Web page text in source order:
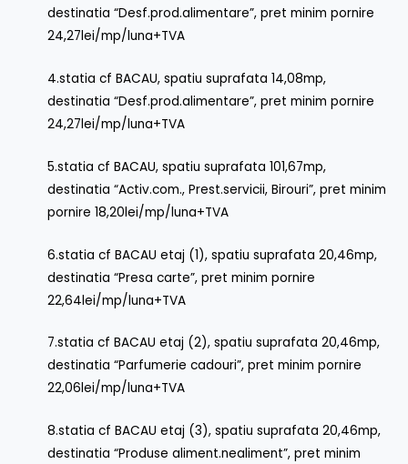
destinatia “Desf.prod.alimentare”, pret minim pornire
24,27lei/mp/luna+TVA
4.statia cf BACAU, spatiu suprafata 14,08mp,
destinatia “Desf.prod.alimentare”, pret minim pornire
24,27lei/mp/luna+TVA
5.statia cf BACAU, spatiu suprafata 101,67mp,
destinatia “Activ.com., Prest.servicii, Birouri”, pret minim
pornire 18,20lei/mp/luna+TVA
6.statia cf BACAU etaj (1), spatiu suprafata 20,46mp,
destinatia “Presa carte”, pret minim pornire
22,64lei/mp/luna+TVA
7.statia cf BACAU etaj (2), spatiu suprafata 20,46mp,
destinatia “Parfumerie cadouri”, pret minim pornire
22,06lei/mp/luna+TVA
8.statia cf BACAU etaj (3), spatiu suprafata 20,46mp,
destinatia “Produse aliment.nealiment”, pret minim